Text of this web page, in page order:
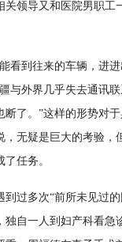
关领导又和医院男职工
看到往来的车辆，进
与外界几乎失去通讯联
断了。”这样的形势对
无疑是巨大的考验，
任务。
到过多次“前所未见过
独自一人到妇产科看急